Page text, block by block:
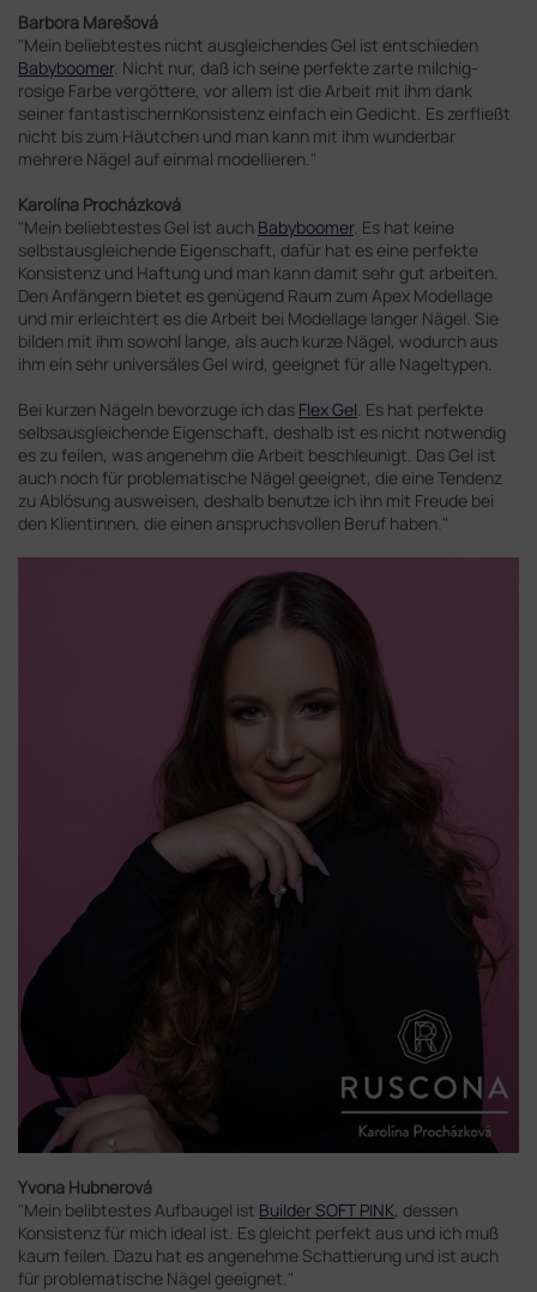
Barbora Marešová
"Mein beliebtestes nicht ausgleichendes Gel ist entschieden
Babyboomer. Nicht nur, daß ich seine perfekte zarte milchig-
rosige Farbe vergöttere, vor allem ist die Arbeit mit ihm dank
seiner fantastischernKonsistenz einfach ein Gedicht. Es zerfließt
nicht bis zum Häutchen und man kann mit ihm wunderbar
mehrere Nägel auf einmal modellieren."
Karolína Procházková
"Mein beliebtestes Gel ist auch Babyboomer. Es hat keine
selbstausgleichende Eigenschaft, dafür hat es eine perfekte
Konsistenz und Haftung und man kann damit sehr gut arbeiten.
Den Anfängern bietet es genügend Raum zum Apex Modellage
und mir erleichtert es die Arbeit bei Modellage langer Nägel. Sie
bilden mit ihm sowohl lange, als auch kurze Nägel, wodurch aus
ihm ein sehr universäles Gel wird, geeignet für alle Nageltypen.
Bei kurzen Nägeln bevorzuge ich das Flex Gel. Es hat perfekte
selbsausgleichende Eigenschaft, deshalb ist es nicht notwendig
es zu feilen, was angenehm die Arbeit beschleunigt. Das Gel ist
auch noch für problematische Nägel geeignet, die eine Tendenz
zu Ablösung ausweisen, deshalb benutze ich ihn mit Freude bei
den Klientinnen, die einen anspruchsvollen Beruf haben."
Yvona Hubnerová
"Mein belibtestes Aufbaugel ist Builder SOFT PINK, dessen
Konsistenz für mich ideal ist. Es gleicht perfekt aus und ich muß
kaum feilen. Dazu hat es angenehme Schattierung und ist auch
für problematische Nägel geeignet."